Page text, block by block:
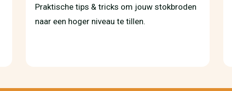
Praktische tips & tricks om jouw stokbroden
naar een hoger niveau te tillen.